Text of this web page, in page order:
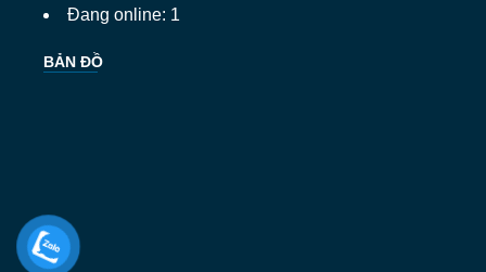
Đang online: 1
BẢN ĐỒ